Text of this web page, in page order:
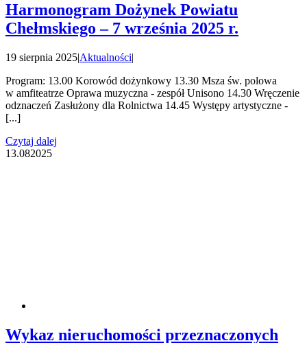
Harmonogram Dożynek Powiatu
Chełmskiego – 7 września 2025 r.
19 sierpnia 2025|Aktualności|
Program: 13.00 Korowód dożynkowy 13.30 Msza św. polowa
w amfiteatrze Oprawa muzyczna - zespół Unisono 14.30 Wręczenie
odznaczeń Zasłużony dla Rolnictwa 14.45 Występy artystyczne -
[...]
Czytaj dalej
13.082025
Wykaz nieruchomości przeznaczonych